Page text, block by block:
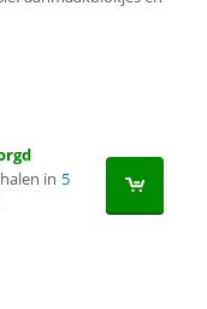
in 5